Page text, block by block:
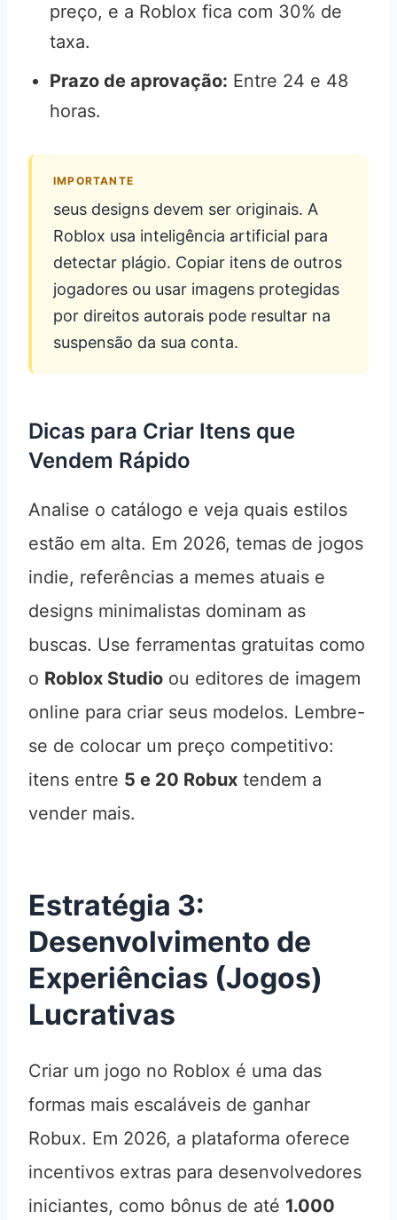
preço, e a Roblox fica com 30% de
taxa.
Prazo de aprovação: Entre 24 e 48
horas.
IMPORTANTE
seus designs devem ser originais. A
Roblox usa inteligência artificial para
detectar plágio. Copiar itens de outros
jogadores ou usar imagens protegidas
por direitos autorais pode resultar na
suspensão da sua conta.
Dicas para Criar Itens que
Vendem Rápido
Analise o catálogo e veja quais estilos
estão em alta. Em 2026, temas de jogos
indie, referências a memes atuais e
designs minimalistas dominam as
buscas. Use ferramentas gratuitas como
o Roblox Studio ou editores de imagem
online para criar seus modelos. Lembre-
se de colocar um preço competitivo:
itens entre 5 e 20 Robux tendem a
vender mais.
Estratégia 3:
Desenvolvimento de
Experiências (Jogos)
Lucrativas
Criar um jogo no Roblox é uma das
formas mais escaláveis de ganhar
Robux. Em 2026, a plataforma oferece
incentivos extras para desenvolvedores
iniciantes, como bônus de até 1.000